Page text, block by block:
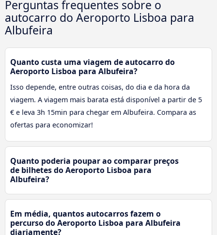
Perguntas frequentes sobre o
autocarro do Aeroporto Lisboa para
Albufeira
Quanto custa uma viagem de autocarro do
Aeroporto Lisboa para Albufeira?
Isso depende, entre outras coisas, do dia e da hora da
viagem. A viagem mais barata está disponível a partir de 5
€ e leva 3h 15min para chegar em Albufeira. Compara as
ofertas para economizar!
Quanto poderia poupar ao comparar preços
de bilhetes do Aeroporto Lisboa para
Albufeira?
Em média, quantos autocarros fazem o
percurso do Aeroporto Lisboa para Albufeira
diariamente?